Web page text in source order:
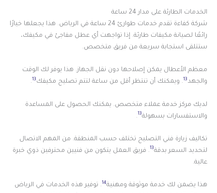
الخدمات الطارئة على مدار 24 ساعة
شركة كفاءة تقدم خدمات طوارئ 24 ساعة في الرياض. هذا يجعلها خيارًا
رائعًا لصيانة مكيفات طارئة. إذا تواجهت أي عطل مفاجئ في مكيفك،
ستتلقى استجابة سريعة من فريق متخصص.
معظم الأعطال يمكن إصلاحها دون نقل الجهاز. هذا يوفر لك الوقت
والجهد13. ويمكنك أن تنتظر أقل من ساعة لتتم تصليح مكيفك13
.
لديك مركز خدمة عملاء متخصص. يمكنك الحصول على المساعدة
والاستفسارات بسهولة13
.
تكاليف زيارة فني التصليح تختلف حسب المنطقة. من المهم الاتصال
لتحديد السعر بدقة13 . فريق العمل يتكون من فنيين محترفين ذوي خبرة
عالية.
هذا يضمن لك خدمة موثوقة ومهنية14. توفير هذه الخدمات في الرياض